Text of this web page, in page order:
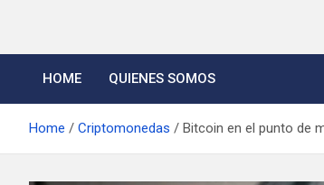
HOME QUIENES SOMOS
Home Criptomonedas Bitcoin en el punto de